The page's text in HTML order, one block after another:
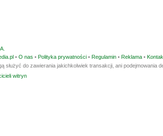
• O nas • Polityka prywatności • Regulamin • Reklama •
służyć do zawierania jakichkolwiek transakcji, ani podejmowania
witryn